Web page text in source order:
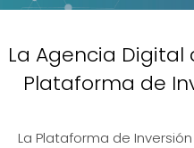
La Agencia
Plataforma de
La Plataforma de